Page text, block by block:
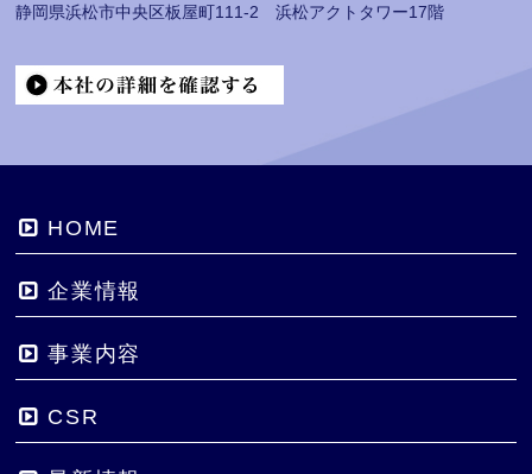
静岡県浜松市中央区板屋町111-2 浜松アクトタワー17階
HOME
企業情報
事業内容
CSR